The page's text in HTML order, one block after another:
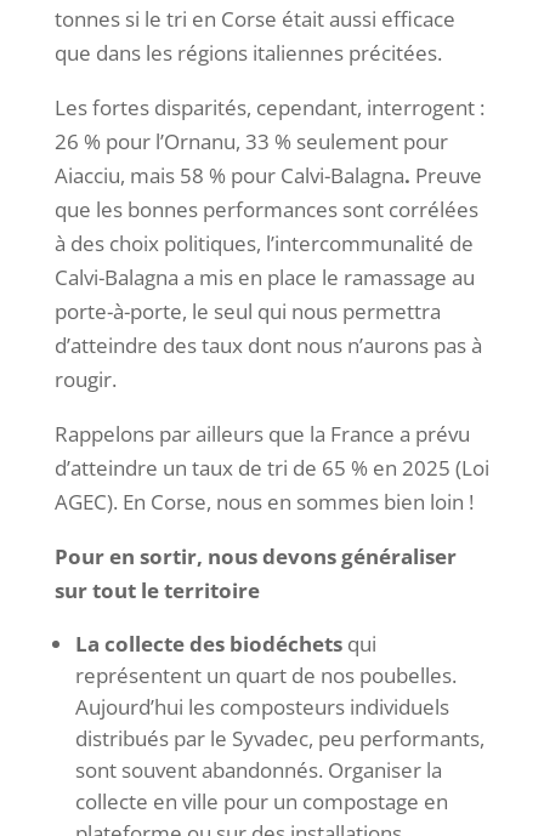
tonnes si le tri en Corse était aussi efficace
que dans les régions italiennes précitées.
Les fortes disparités, cependant, interrogent :
26 % pour l’Ornanu, 33 % seulement pour
Aiacciu, mais 58 % pour Calvi-Balagna. Preuve
que les bonnes performances sont corrélées
à des choix politiques, l’intercommunalité de
Calvi-Balagna a mis en place le ramassage au
porte-à-porte, le seul qui nous permettra
d’atteindre des taux dont nous n’aurons pas à
rougir.
Rappelons par ailleurs que la France a prévu
d’atteindre un taux de tri de 65 % en 2025 (Loi
AGEC). En Corse, nous en sommes bien loin !
Pour en sortir, nous devons généraliser
sur tout le territoire
La collecte des biodéchets qui
représentent un quart de nos poubelles.
Aujourd’hui les composteurs individuels
distribués par le Syvadec, peu performants,
sont souvent abandonnés. Organiser la
collecte en ville pour un compostage en